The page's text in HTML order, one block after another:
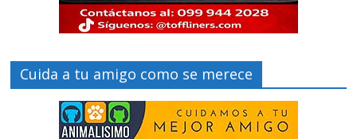
Cuida a tu amigo como se merece